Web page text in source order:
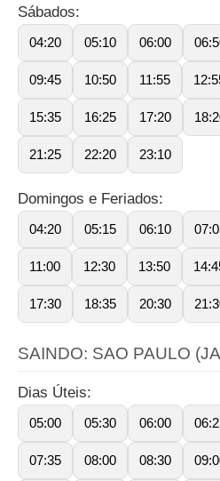
Sábados:
04:20 05:10 06:00
09:45 10:50 11:55
15:35 16:25 17:20
21:25 22:20 23:10
Domingos e Feriados:
04:20 05:15 06:10
11:00 12:30 13:50
17:30 18:35 20:30
SAINDO: SAO PAULO
Dias Úteis:
05:00 05:30 06:00
07:35 08:00 08:30